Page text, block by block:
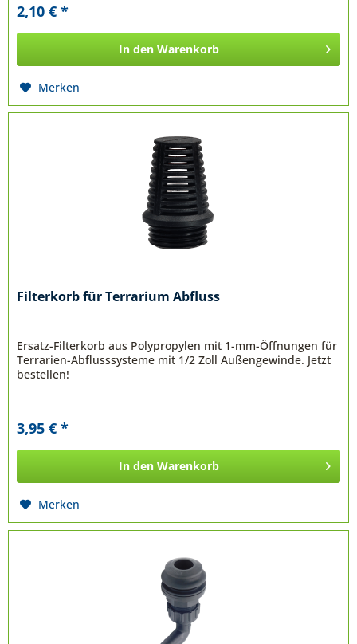
2,10 € *
In den Warenkorb
Merken
Filterkorb für Terrarium Abfluss
Ersatz-Filterkorb aus Polypropylen mit 1-mm-Öffnungen für
Terrarien-Abflusssysteme mit 1/2 Zoll Außengewinde. Jetzt
bestellen!
3,95 € *
In den Warenkorb
Merken